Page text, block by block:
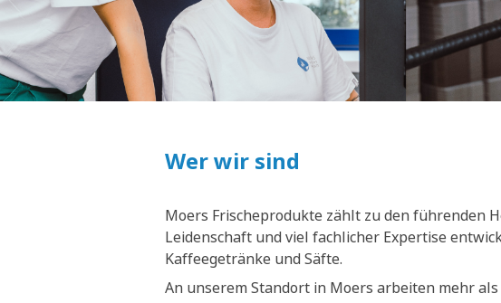
Wer wir sind
Moers Frischeprodukte zählt zu den führenden
Leidenschaft und viel fachlicher Expertise
Kaffeegetränke und Säfte.
An unserem Standort in Moers arbeiten mehr